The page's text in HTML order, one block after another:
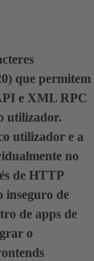
que permitem
e XML RPC
utilizador.
utilizador e a
no
de HTTP
inseguro de
de apps de
o